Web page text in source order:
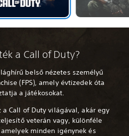
a Call of Duty?
belső nézetes személyű
(FPS), amely évtizedek óta
a játékosokat.
Call of Duty világával, akár egy
veterán vagy, különféle
minden igénynek és